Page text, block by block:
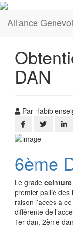
Alliance
DAN
Par Habib
6ème
Le grade ceinture
premier pallié des
raison l’accès à
différente de
1er dan, 2ème